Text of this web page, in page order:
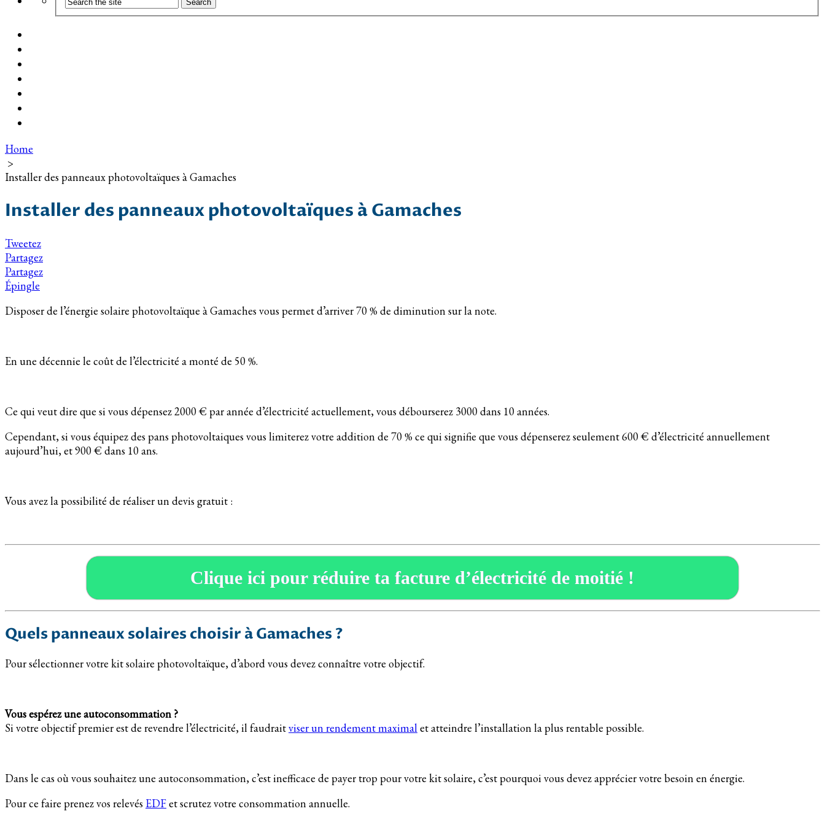
Home
>
Installer des panneaux photovoltaïques à Gamaches
Installer des panneaux photovoltaïques à Gamaches
Tweetez
Partagez
Partagez
Épingle
Disposer de l’énergie solaire photovoltaïque à Gamaches vous permet d’arriver 70 % de diminution sur la note.
En une décennie le coût de l’électricité a monté de 50 %.
Ce qui veut dire que si vous dépensez 2000 € par année d’électricité actuellement, vous débourserez 3000 dans 10 années.
Cependant, si vous équipez des pans photovoltaiques vous limiterez votre addition de 70 % ce qui signifie que vous dépenserez seulement 600 € d’électricité annuellement
aujourd’hui, et 900 € dans 10 ans.
Vous avez la possibilité de réaliser un devis gratuit :
Clique ici pour réduire ta facture d’électricité de moitié !
Quels panneaux solaires choisir à Gamaches ?
Pour sélectionner votre kit solaire photovoltaïque, d’abord vous devez connaître votre objectif.
Vous espérez une autoconsommation ?
Si votre objectif premier est de revendre l’électricité, il faudraitviser un rendement maximalet atteindre l’installation la plus rentable possible.
Dans le cas où vous souhaitez une autoconsommation, c’est inefficace de payer trop pour votre kit solaire, c’est pourquoi vous devez apprécier votre besoin en énergie.
Pour ce faire prenez vos relevés EDFet scrutez votre consommation annuelle.